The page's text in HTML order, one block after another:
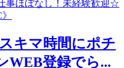
スキマ時間にポチ
WEB登録でら...